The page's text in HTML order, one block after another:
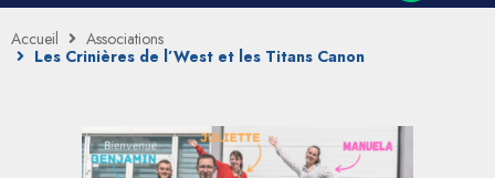
Accueil
Associations
Les Crinières de l’West et les Titans Canon